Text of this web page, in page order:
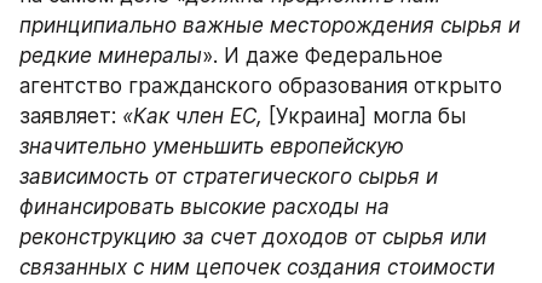
принципиально важные месторождения сырья и
редкие минералы». И даже Федеральное
агентство гражданского образования открыто
заявляет: «Как член ЕС,
значительно уменьшить европейскую
зависимость от стратегического сырья и
финансировать высокие расходы на
реконструкцию за счет доходов от сырья или
связанных с ним цепочек создания стоимости